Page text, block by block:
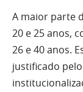
A maior parte
20 e 25 anos,
26 e 40 anos.
justificado